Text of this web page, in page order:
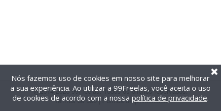
@2014-2026 99Freelas. Todos os direitos reservados.
Termos de uso| Política de privacidade
Nós fazemos uso de cookies em nosso site para melhorar
a sua experiência. Ao utilizar a 99Freelas, você aceita o uso
de cookies de acordo com a nossa política de privacidade.